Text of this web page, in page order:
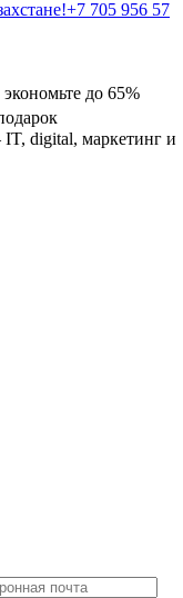
+7 705 956 57
экономьте до 65%
digital, маркетинг и